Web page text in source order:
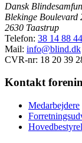
Dansk
Blekinge Boulevard
2630 Taastrup
Telefon: 38 14 88 44
Mail: info@blind.dk
CVR-nr: 18 20 39
Kontakt
Medarbejdere